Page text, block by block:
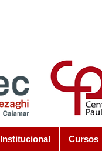
Institucional Cursos